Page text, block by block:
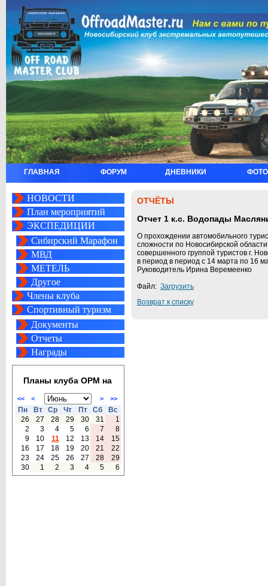
ГЛАВНАЯ ФОРУМ ДНЕВНИКИ ФОТО
НОВОСТИ
План мероприятий
ЭКСПЕДИЦИИ
Сибирский Марафон
МВД
МЕТЕЛЬ
Другое
Члены клуба
Спортивный туризм
Документы
Отчеты
Награды
Планы клуба ОРМ на
<< < > >>
Пн Вт Ср Чт Пт Сб
Вс
26
27 28 29 30 31
1
2
3 4 5 6 7
8
9
10 11 12 13 14
15
16
17 18 19 20 21
22
23
24 25 26 27 28
29
30
1 2 3 4 5 6
ОТЧЁТЫ
Отчет 1 к.с. Водопады
О прохождении автомобильного
сложности по Новосибирской
совершенного группой туристов г.
в период в период с 14 марта по 16
Руководитель Ирина Веремеенко
Файл: Загрузить
Возврат к списку